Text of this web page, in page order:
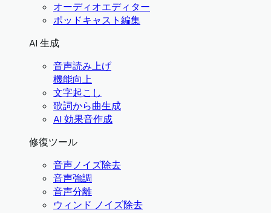
オーディオエディター
ポッドキャスト編集
AI 生成
音声読み上げ
機能向上
文字起こし
歌詞から曲生成
AI 効果音作成
修復ツール
音声ノイズ除去
音声強調
音声分離
ウィンド ノイズ除去